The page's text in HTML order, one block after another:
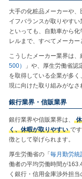
大手の化粧品メーカーや
イフバランスが取りやすい
といっても、自動車から
レルまで、すべてメーカー
こうしたメーカー業界は、
500）
」や、厚生労働省認
を取得している企業が多
現に向けた取り組みがなさ
銀行業界・信販業界
銀行業界や信販業界は、
く、休暇が取りやすい で
徴として挙げられます。
厚生労働省の「 毎月勤労
働者の平均労働時間が
く銀行・信用金庫渉外担